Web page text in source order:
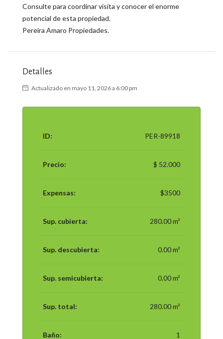
Consulte para coordinar visita y conocer el enorme
potencial de esta propiedad.
Pereira Amaro Propiedades.
Detalles
Actualizado en mayo 11, 2026 a 6:00 pm
ID: PER-89918
Precio: $ 52.000
Expensas: $3500
Sup. cubierta: 280.00 m²
Sup. descubierta: 0.00 m²
Sup. semicubierta: 0.00 m²
Sup. total: 280.00 m²
Baño: 1